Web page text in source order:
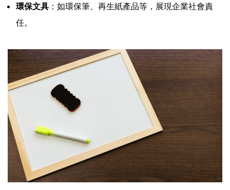
環保文具 ：如環保筆、再生紙產品等，展現企業社會責
任。